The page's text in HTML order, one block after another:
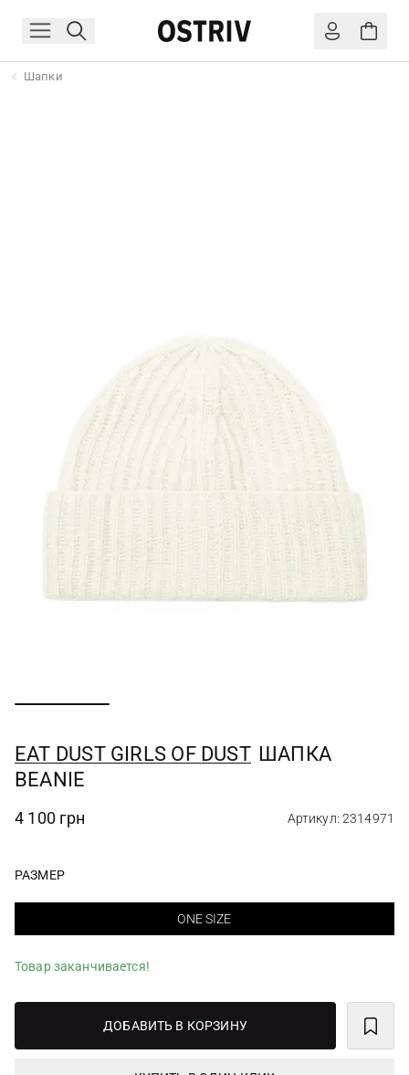
Шапки
EAT DUST GIRLS OF DUST ШАПКА
BEANIE
4 100 грн Артикул: 2314971
РАЗМЕР
ONE SIZE
Товар заканчивается!
ДОБАВИТЬ В КОРЗИНУ